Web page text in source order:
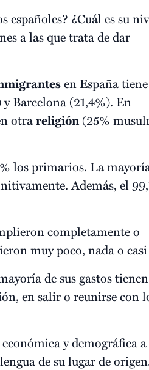
españoles? ¿Cuál es su
a las que trata de dar
en España
Barcelona (21,4%). En
otrareligión (25%
los primarios. La
Además, el
completamente o
muy poco, nada o
de sus gastos
en salir o reunirse con
económica y demográfica a
de su lugar de